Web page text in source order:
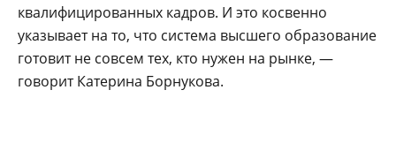
квалифицированных кадров. И это косвенно
указывает на то, что система высшего образование
готовит не совсем тех, кто нужен на рынке, —
говорит Катерина Борнукова.